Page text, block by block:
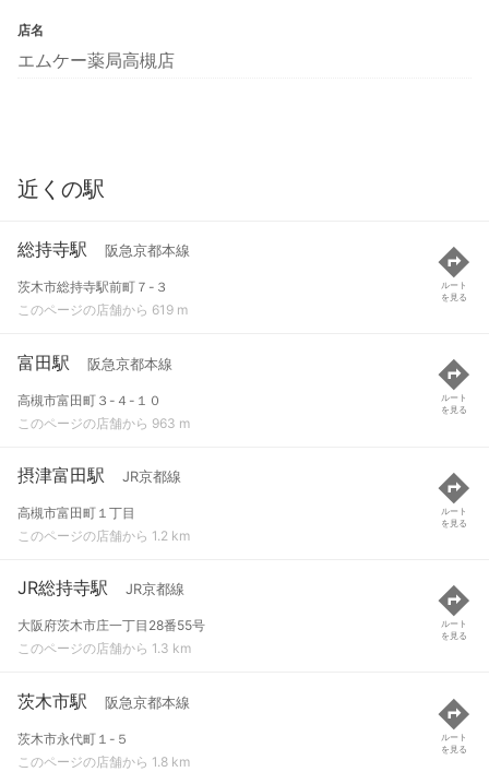
店名
エムケー薬局高槻店
近くの駅
総持寺駅 阪急京都本線
茨木市総持寺駅前町７-３
このページの店舗から 619 m
ルート
を見る
富田駅 阪急京都本線
高槻市富田町３-４-１０
このページの店舗から 963 m
ルート
を見る
摂津富田駅 JR京都線
高槻市富田町１丁目
このページの店舗から 1.2 km
ルート
を見る
JR総持寺駅 JR京都線
大阪府茨木市庄一丁目28番55号
このページの店舗から 1.3 km
ルート
を見る
茨木市駅 阪急京都本線
茨木市永代町１-５
このページの店舗から 1.8 km
ルート
を見る